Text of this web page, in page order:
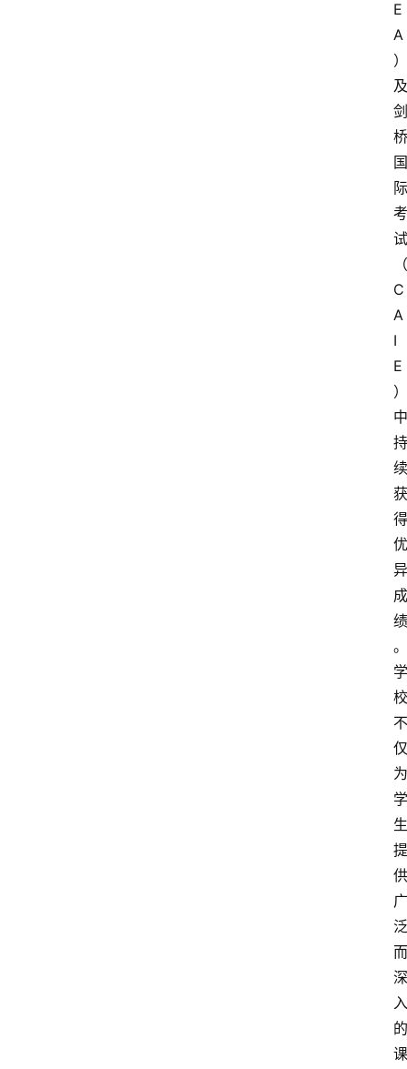
E
A
）
及
剑
桥
国
际
考
试
（
C
A
I
E
）
中
持
续
获
得
优
异
成
绩
。
学
校
不
仅
为
学
生
提
供
广
泛
而
深
入
的
课